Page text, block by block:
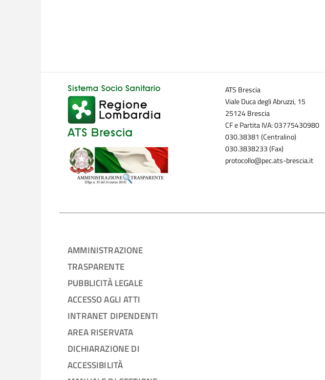
ATS Brescia
Viale Duca degli Abruzzi, 15
25124 Brescia
CF e Partita IVA: 03775430980
030.38381 (Centralino)
030.3838233 (Fax)
protocollo@pec.ats-brescia.it
AMMINISTRAZIONE
TRASPARENTE
PUBBLICITÀ LEGALE
ACCESSO AGLI ATTI
INTRANET DIPENDENTI
AREA RISERVATA
DICHIARAZIONE DI
ACCESSIBILITÀ